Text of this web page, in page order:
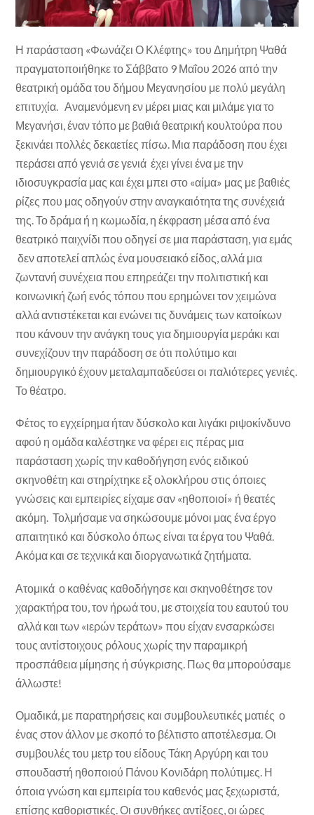
Η παράσταση «Φωνάζει Ο Κλέφτης» του Δημήτρη Ψαθά
πραγματοποιήθηκε το Σάββατο 9 Μαΐου 2026 από την
θεατρική ομάδα του δήμου Μεγανησίου με πολύ μεγάλη
επιτυχία. Αναμενόμενη εν μέρει μιας και μιλάμε για το
Μεγανήσι, έναν τόπο με βαθιά θεατρική κουλτούρα που
ξεκινάει πολλές δεκαετίες πίσω. Μια παράδοση που έχει
περάσει από γενιά σε γενιά έχει γίνει ένα με την
ιδιοσυγκρασία μας και έχει μπει στο «αίμα» μας με βαθιές
ρίζες που μας οδηγούν στην αναγκαιότητα της συνέχειά
της. Το δράμα ή η κωμωδία, η έκφραση μέσα από ένα
θεατρικό παιχνίδι που οδηγεί σε μια παράσταση, για εμάς
δεν αποτελεί απλώς ένα μουσειακό είδος, αλλά μια
ζωντανή συνέχεια που επηρεάζει την πολιτιστική και
κοινωνική ζωή ενός τόπου που ερημώνει τον χειμώνα
αλλά αντιστέκεται και ενώνει τις δυνάμεις των κατοίκων
που κάνουν την ανάγκη τους για δημιουργία μεράκι και
συνεχίζουν την παράδοση σε ότι πολύτιμο και
δημιουργικό έχουν μεταλαμπαδεύσει οι παλιότερες γενιές.
Το θέατρο.
Φέτος το εγχείρημα ήταν δύσκολο και λιγάκι ριψοκίνδυνο
αφού η ομάδα καλέστηκε να φέρει εις πέρας μια
παράσταση χωρίς την καθοδήγηση ενός ειδικού
σκηνοθέτη και στηρίχτηκε εξ ολοκλήρου στις όποιες
γνώσεις και εμπειρίες είχαμε σαν «ηθοποιοί» ή θεατές
ακόμη. Τολμήσαμε να σηκώσουμε μόνοι μας ένα έργο
απαιτητικό και δύσκολο όπως είναι τα έργα του Ψαθά.
Ακόμα και σε τεχνικά και διοργανωτικά ζητήματα.
Ατομικά ο καθένας καθοδήγησε και σκηνοθέτησε τον
χαρακτήρα του, τον ήρωά του, με στοιχεία του εαυτού του
αλλά και των «ιερών τεράτων» που είχαν ενσαρκώσει
τους αντίστοιχους ρόλους χωρίς την παραμικρή
προσπάθεια μίμησης ή σύγκρισης. Πως θα μπορούσαμε
άλλωστε!
Ομαδικά, με παρατηρήσεις και συμβουλευτικές ματιές ο
ένας στον άλλον με σκοπό το βέλτιστο αποτέλεσμα. Οι
συμβουλές του μετρ του είδους Τάκη Αργύρη και του
σπουδαστή ηθοποιού Πάνου Κονιδάρη πολύτιμες. Η
όποια γνώση και εμπειρία του καθενός μας ξεχωριστά,
επίσης καθοριστικές. Οι συνθήκες αντίξοες, οι ώρες